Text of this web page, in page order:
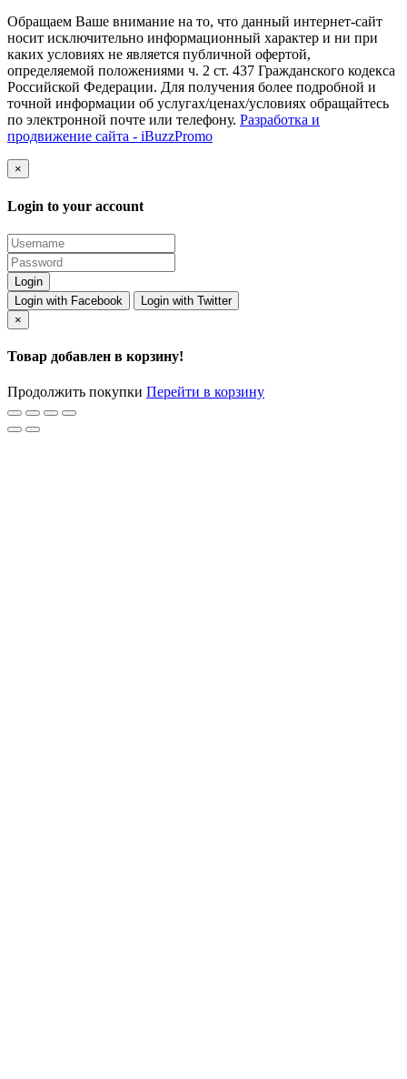
Обращаем Ваше внимание на то, что данный интернет-сайт
носит исключительно информационный характер и ни при
каких условиях не является публичной офертой,
определяемой положениями ч. 2 ст. 437 Гражданского кодекса
Российской Федерации. Для получения более подробной и
точной информации об услугах/ценах/условиях обращайтесь
по электронной почте или телефону. Разработка и
продвижение сайта - iBuzzPromo
×
Login to your account
Login with Facebook
Login with Twitter
×
Товар добавлен в корзину!
Продолжить покупки Перейти в корзину